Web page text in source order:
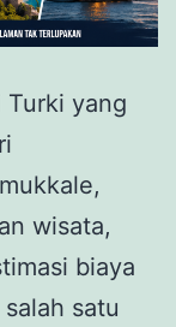
yang
wisata,
biaya
satu